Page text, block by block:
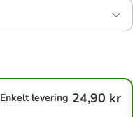
Enkelt levering 24,90 kr